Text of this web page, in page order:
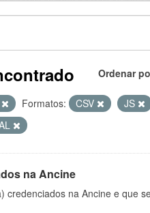
Ordenar
Formatos: CSV JS
na Ancine
credenciados na Ancine e que